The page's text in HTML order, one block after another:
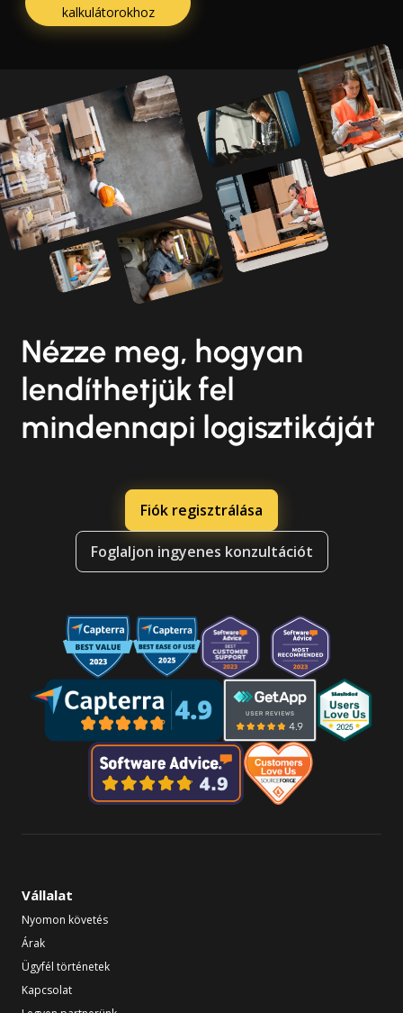
kalkulátorokhoz
Nézze meg, hogyan
lendíthetjük fel
mindennapi logisztikáját
Fiók regisztrálása
Foglaljon ingyenes konzultációt
Vállalat
Nyomon követés
Árak
Ügyfél történetek
Kapcsolat